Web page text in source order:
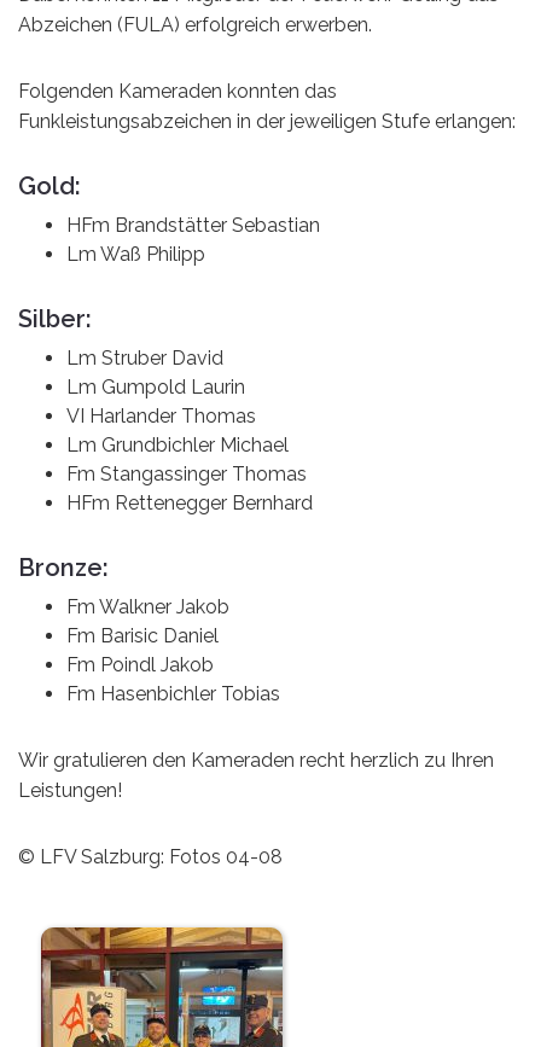
Abzeichen (FULA) erfolgreich erwerben.
Folgenden Kameraden konnten das
Funkleistungsabzeichen in der jeweiligen Stufe erlangen:
Gold:
HFm Brandstätter Sebastian
Lm Waß Philipp
Silber:
Lm Struber David
Lm Gumpold Laurin
VI Harlander Thomas
Lm Grundbichler Michael
Fm Stangassinger Thomas
HFm Rettenegger Bernhard
Bronze:
Fm Walkner Jakob
Fm Barisic Daniel
Fm Poindl Jakob
Fm Hasenbichler Tobias
Wir gratulieren den Kameraden recht herzlich zu Ihren
Leistungen!
© LFV Salzburg: Fotos 04-08